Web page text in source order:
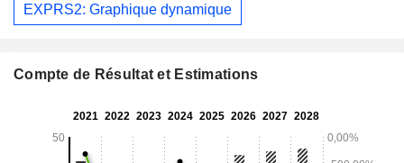
EXPRS2: Graphique dynamique
Compte de Résultat et Estimations